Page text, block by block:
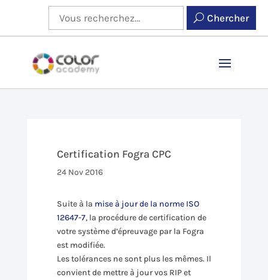
Chercher
Certification Fogra CPC
24 Nov 2016
Suite à la mise à jour de la norme ISO
12647-7, la procédure de certification de
votre système d’épreuvage par la Fogra
est modifiée.
Les tolérances ne sont plus les mêmes. Il
convient de mettre à jour vos RIP et